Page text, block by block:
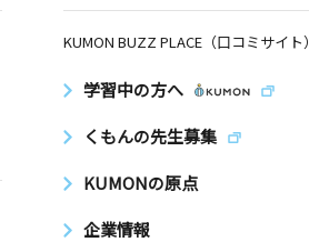
KUMON BUZZ PLACE（口コミサイト）
学習中の方へ
くもんの先生募集
KUMONの原点
企業情報